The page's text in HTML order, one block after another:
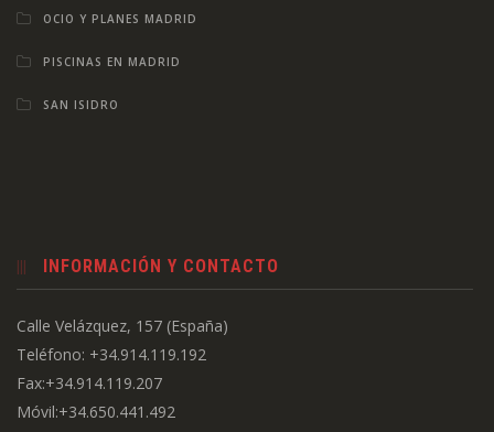
OCIO Y PLANES MADRID
PISCINAS EN MADRID
SAN ISIDRO
INFORMACIÓN Y CONTACTO
Calle Velázquez, 157 (España)
Teléfono: +34.914.119.192
Fax:+34.914.119.207
Móvil:+34.650.441.492